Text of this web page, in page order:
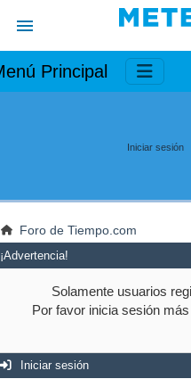
Principal
Iniciar sesión
Foro de Tiempo.com
¡Advertencia!
Solamente usuarios
Por favor inicia sesión
Iniciar sesión